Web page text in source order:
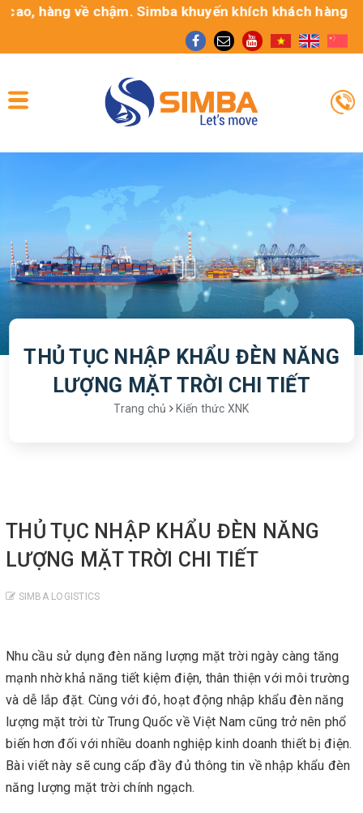
về chậm. Simba khuyến khích khách hàng sử
THỦ TỤC NHẬP KHẨU ĐÈN NĂNG
LƯỢNG MẶT TRỜI CHI TIẾT
Trang chủ Kiến thức XNK
THỦ TỤC NHẬP KHẨU ĐÈN NĂNG
LƯỢNG MẶT TRỜI CHI TIẾT
SIMBA LOGISTICS
Nhu cầu sử dụng đèn năng lượng mặt trời ngày càng tăng
mạnh nhờ khả năng tiết kiệm điện, thân thiện với môi trường
và dễ lắp đặt. Cùng với đó, hoạt động nhập khẩu đèn năng
lượng mặt trời từ Trung Quốc về Việt Nam cũng trở nên phổ
biến hơn đối với nhiều doanh nghiệp kinh doanh thiết bị điện.
Bài viết này sẽ cung cấp đầy đủ thông tin về nhập khẩu đèn
năng lượng mặt trời chính ngạch.